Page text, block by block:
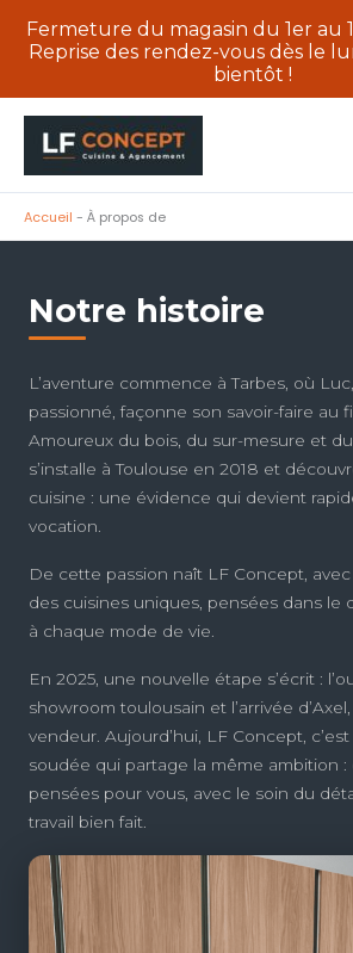
contenu
Accueil - À propos de
Notre histoire
L’aventure commence à Tarbes, où
passionné, façonne son savoir-faire au
Amoureux du bois, du sur-mesure et du
s’installe à Toulouse en 2018 et
cuisine : une évidence qui devient
vocation.
De cette passion naît LF Concept, avec
des cuisines uniques, pensées dans le
à chaque mode de vie.
En 2025, une nouvelle étape s’écrit :
showroom toulousain et l’arrivée
vendeur. Aujourd’hui, LF Concept,
soudée qui partage la même ambition
pensées pour vous, avec le soin du
travail bien fait.
Fermeture du magasin du 1er au
Reprise des rendez-vous dès le
bientôt !